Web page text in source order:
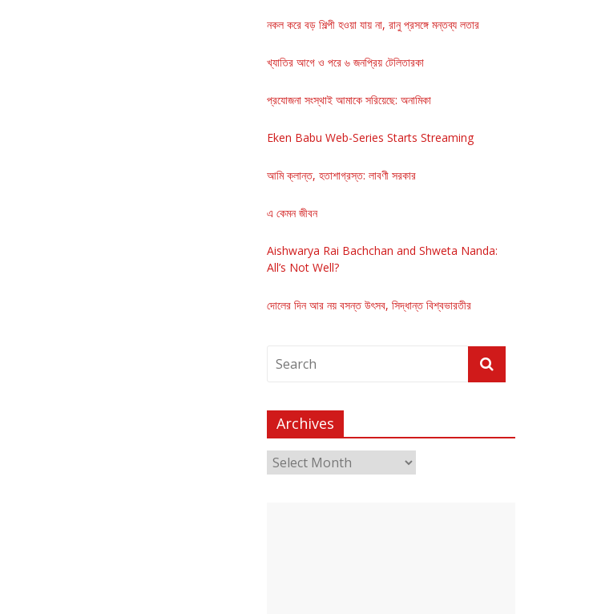
নকল করে বড় শিল্পী হওয়া যায় না, রানু প্রসঙ্গে মন্তব্য লতার
খ্যাতির আগে ও পরে ৬ জনপ্রিয় টেলিতারকা
প্রযোজনা সংস্থাই আমাকে সরিয়েছে: অনামিকা
Eken Babu Web-Series Starts Streaming
আমি ক্লান্ত, হতাশাগ্রস্ত: লাবণী সরকার
এ কেমন জীবন
Aishwarya Rai Bachchan and Shweta Nanda:
All’s Not Well?
দোলের দিন আর নয় বসন্ত উৎসব, সিদ্ধান্ত বিশ্বভারতীর
Archives